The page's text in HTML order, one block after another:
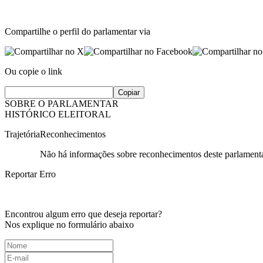
Compartilhe o perfil do parlamentar via
Ou copie o link
Copiar
SOBRE O PARLAMENTAR
HISTÓRICO ELEITORAL
TrajetóriaReconhecimentos
Não há informações sobre reconhecimentos deste
Reportar Erro
Encontrou algum erro que deseja reportar?
Nos explique no formulário abaixo